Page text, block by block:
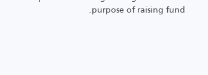
purpose of raising fund.